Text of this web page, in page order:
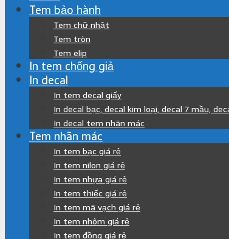
Tem bảo hành
Tem chữ nhật
Tem tròn
Tem elip
In tem chống giả
In decal
In tem decal giấy
In decal bạc, decal kim loại, decal 7 mầu,
In decal tem nhãn mác
Tem nhãn mác
In tem bạc giá rẻ
In tem nilon giá rẻ
In tem nhựa giá rẻ
In tem thiếc giá rẻ
In tem mã vạch giá rẻ
In tem nhôm giá rẻ
In tem đồng giá rẻ